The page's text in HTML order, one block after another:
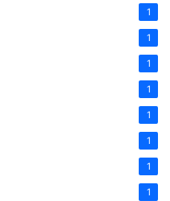
1
1
1
1
1
1
1
1